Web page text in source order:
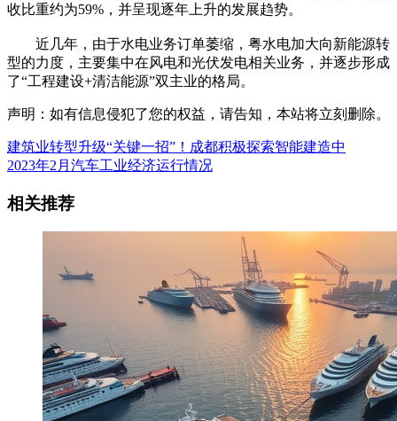
收比重约为59%，并呈现逐年上升的发展趋势。
近几年，由于水电业务订单萎缩，粤水电加大向新能源转
型的力度，主要集中在风电和光伏发电相关业务，并逐步形成
了“工程建设+清洁能源”双主业的格局。
声明：如有信息侵犯了您的权益，请告知，本站将立刻删除。
建筑业转型升级“关键一招”！成都积极探索智能建造中
2023年2月汽车工业经济运行情况
相关推荐